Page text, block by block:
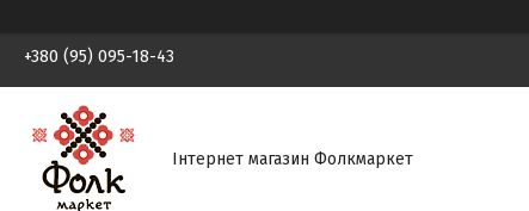
+380 (95) 095-18-43
Інтернет магазин Фолкмаркет